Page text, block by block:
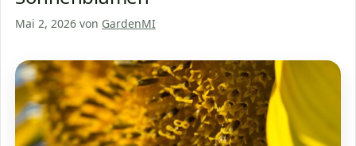
Mai 2, 2026 von GardenMI